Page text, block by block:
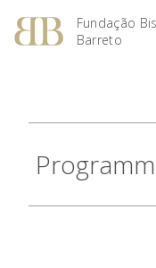
Fundação
Barreto